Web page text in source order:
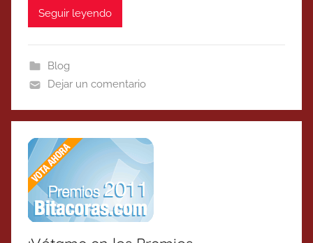
Seguir leyendo
Blog
Dejar un comentario